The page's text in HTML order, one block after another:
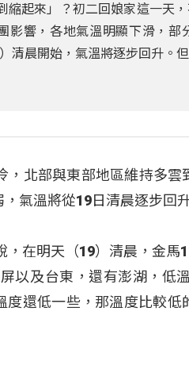
起來」？初二回娘家這一天
影響，各地氣溫明顯下滑，部
清晨開始，氣溫將逐步回升。
北部與東部地區維持多雲
氣溫將從19日清晨逐步回
在明天（19）清晨，金馬
以及台東，還有澎湖，低
還低一些，那溫度比較低